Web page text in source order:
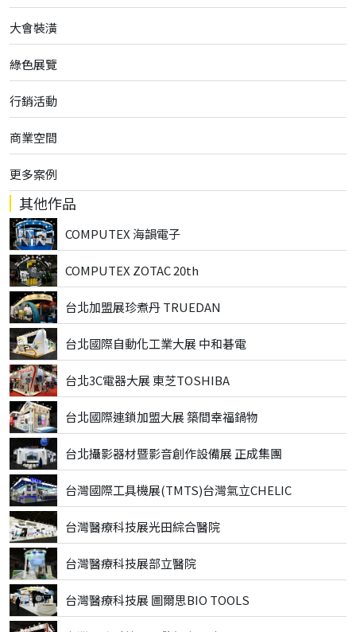
大會裝潢
綠色展覽
行銷活動
商業空間
更多案例
其他作品
COMPUTEX 海韻電子
COMPUTEX ZOTAC 20th
台北加盟展珍煮丹 TRUEDAN
台北國際自動化工業大展 中和碁電
台北3C電器大展 東芝TOSHIBA
台北國際連鎖加盟大展 築間幸福鍋物
台北攝影器材暨影音創作設備展 正成集團
台灣國際工具機展(TMTS)台灣氣立CHELIC
台灣醫療科技展光田綜合醫院
台灣醫療科技展部立醫院
台灣醫療科技展 圖爾思BIO TOOLS